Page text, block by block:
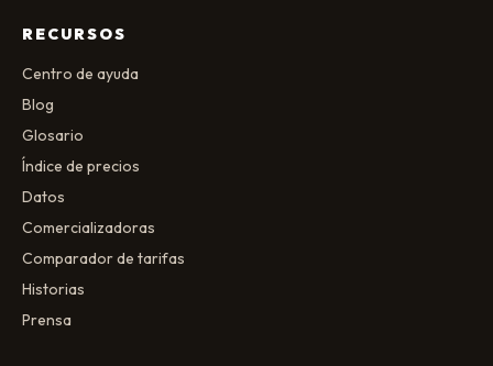
RECURSOS
Centro de ayuda
Blog
Glosario
Índice de precios
Datos
Comercializadoras
Comparador de tarifas
Historias
Prensa